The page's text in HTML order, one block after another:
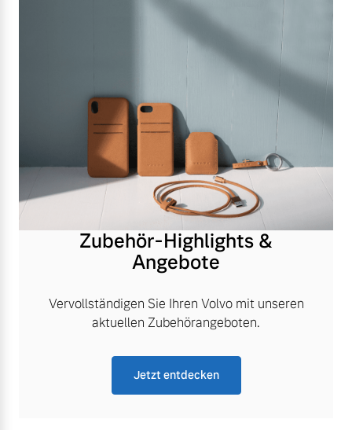
Zubehör-Highlights &
Angebote
Vervollständigen Sie Ihren Volvo mit unseren
aktuellen Zubehörangeboten.
Jetzt entdecken